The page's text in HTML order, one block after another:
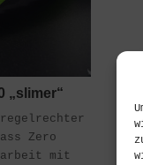
„slimer“
Zero
mit